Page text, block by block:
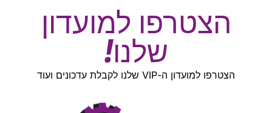
הצטרפו למועדון
שלנו!
הצטרפו למועדון ה-VIP שלנו לקבלת עדכונים ועוד